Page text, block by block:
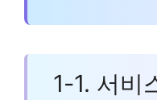
1-1. 서비